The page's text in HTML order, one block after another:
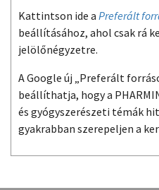
Kattintson ide a Preferált
beállításához, ahol csak rá
jelölőnégyzetre.
A Google új „Preferált
beállíthatja, hogy a
és gyógyszerészeti témák
gyakrabban szerepeljen a